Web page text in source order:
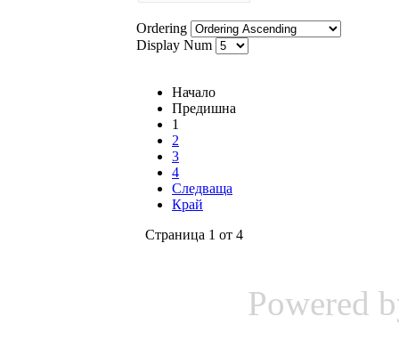
Ordering
Display Num
Начало
Предишна
1
2
3
4
Следваща
Край
Страница 1 от 4
Powered